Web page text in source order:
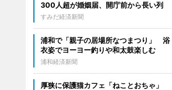
300人超が婚姻届、開庁前から長い列
すみだ経済新聞
浦和で「親子の居場所なつまつり」 浴
衣姿でヨーヨー釣りや和太鼓楽しむ
浦和経済新聞
厚狭に保護猫カフェ「ねことおちゃ」